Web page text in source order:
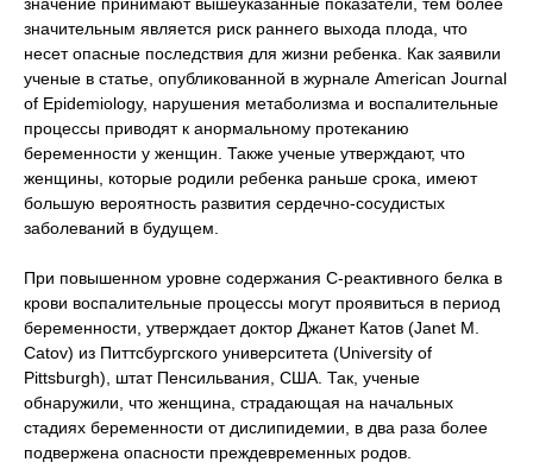
значительным является риск раннего выхода плода, что
несет опасные последствия для жизни ребенка. Как заявили
ученые в статье, опубликованной в журнале American Journal
of Epidemiology, нарушения метаболизма и воспалительные
процессы приводят к анормальному протеканию
беременности у женщин. Также ученые утверждают, что
женщины, которые родили ребенка раньше срока, имеют
большую вероятность развития сердечно-сосудистых
заболеваний в будущем.
При повышенном уровне содержания С-реактивного белка в
крови воспалительные процессы могут проявиться в период
беременности, утверждает доктор Джанет Катов (Janet M.
Catov) из Питтсбургского университета (University of
Pittsburgh), штат Пенсильвания, США. Так, ученые
обнаружили, что женщина, страдающая на начальных
стадиях беременности от дислипидемии, в два раза более
подвержена опасности преждевременных родов.